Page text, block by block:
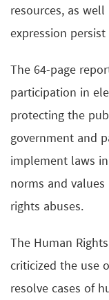
resources, as
expression
The 64-page
participation in
protecting the
government and
implement laws
norms and
rights abuses.
The Human
criticized the use
resolve cases of